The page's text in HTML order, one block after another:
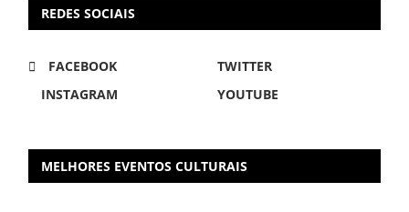
REDES SOCIAIS
FACEBOOK
TWITTER
INSTAGRAM
YOUTUBE
MELHORES EVENTOS CULTURAIS